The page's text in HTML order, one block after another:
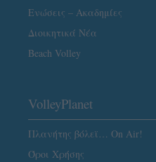
Ενώσεις – Ακαδημίες
Διοικητικά Νέα
Beach Volley
VolleyPlanet
Πλανήτης βόλεϊ… On Air!
Όροι Χρήσης